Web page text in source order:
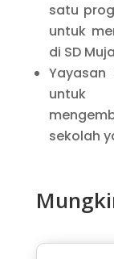
satu
untuk
di SD
Yayasan
untuk
sekolah